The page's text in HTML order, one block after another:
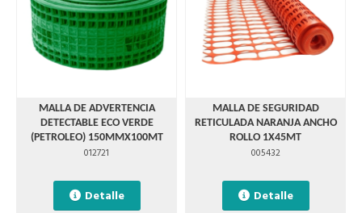
MALLA DE ADVERTENCIA
DETECTABLE ECO VERDE
(PETROLEO) 150MMX100MT
012721
Detalle
MALLA DE SEGURIDAD
RETICULADA NARANJA ANCHO
ROLLO 1X45MT
005432
Detalle